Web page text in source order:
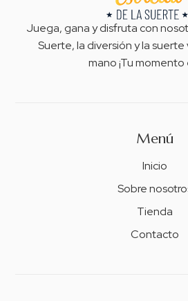
Juega, gana y disfruta con
Suerte, la diversión y la suerte
mano ¡Tu momento
Menú
Inicio
Sobre
Tienda
Contacto